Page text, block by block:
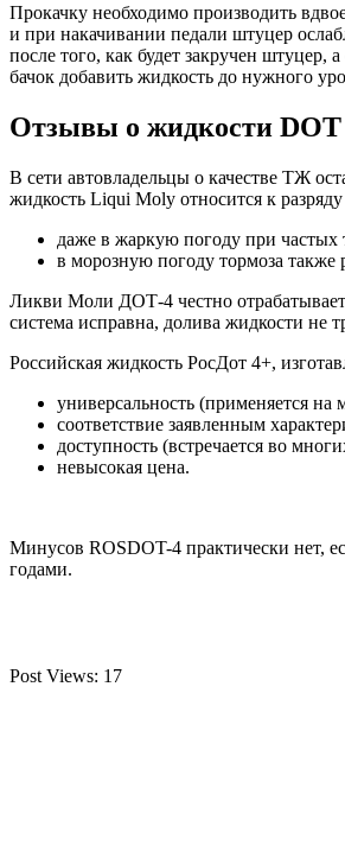
Прокачку необходимо производить
и при накачивании педали штуцер
после того, как будет закручен штуцер,
бачок добавить жидкость до нужного
Отзывы о жидкости DOT
В сети автовладельцы о качестве ТЖ
жидкость Liqui Moly относится к
даже в жаркую погоду при частых
в морозную погоду тормоза также
Ликви Моли ДОТ-4 честно
система исправна, долива жидкости не
Российская жидкость РосДот 4+,
универсальность (применяется
соответствие заявленным
доступность (встречается во
невысокая цена.
Минусов ROSDOT-4 практически нет,
годами.
Post Views: 17